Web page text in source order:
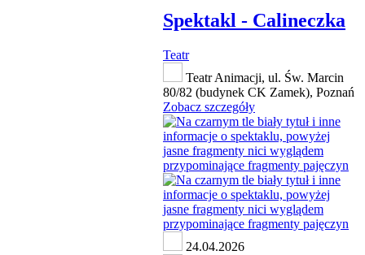
Spektakl - Calineczka
Teatr
Teatr Animacji, ul. Św. Marcin
80/82 (budynek CK Zamek), Poznań
Zobacz szczegóły
24.04.2026